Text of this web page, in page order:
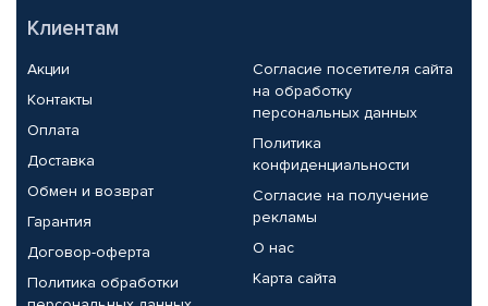
Клиентам
Акции
Контакты
Оплата
Доставка
Обмен и возврат
Гарантия
Договор-оферта
Политика обработки
Согласие посетителя сайта
на обработку
персональных данных
Политика
конфиденциальности
Согласие на получение
рекламы
О нас
Карта сайта